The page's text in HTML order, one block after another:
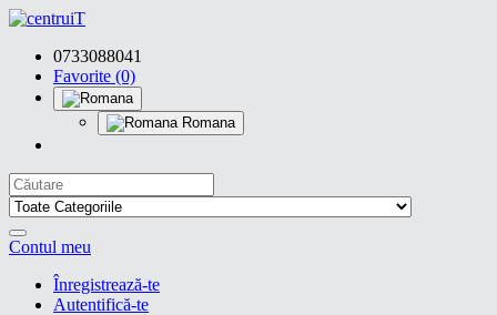
0733088041
Favorite (0)
Romana
Contul meu
Înregistrează-te
Autentifică-te